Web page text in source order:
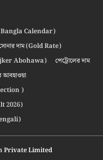
(Bangla Calendar)
দাম (Gold Rate)
Abohawa)
পেট্রোলের দাম
আবহাওয়া
)
2026)
Private Limited